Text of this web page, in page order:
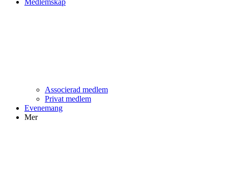
Medlemskap
Associerad medlem
Privat medlem
Evenemang
Mer